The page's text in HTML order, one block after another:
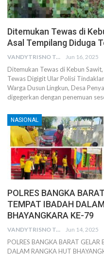
Ditemukan Tewas di
Asal Tempilang Diduga
VANDYTRISNO TALUMEPA Jun 16, 2025
Ditemukan Tewas di Kebun
Tewas Digigit Ular Polisi
Warga Dusun Lingkun, Desa
digegerkan dengan penemuan
NASIONAL
POLRES BANGKA
TEMPAT IBADAH
BHAYANGKARA KE-79
VANDYTRISNO TALUMEPA Jun 14, 2025
POLRES BANGKA BARAT
DALAM RANGKA HUT